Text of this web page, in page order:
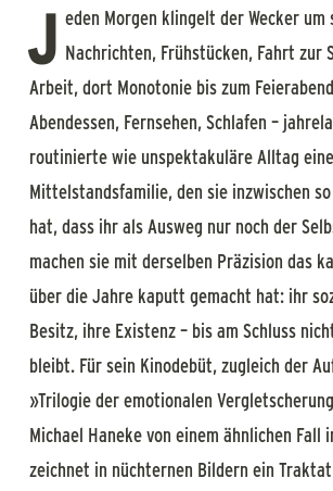
J eden Morgen klingelt der Wecker um
Nachrichten, Frühstücken, Fahrt zur
Arbeit, dort Monotonie bis zum
Abendessen, Fernsehen, Schlafen –
routinierte wie unspektakuläre Alltag
Mittelstandsfamilie, den sie inzwischen
hat, dass ihr als Ausweg nur noch der
machen sie mit derselben Präzision das
über die Jahre kaputt gemacht hat: ihr
Besitz, ihre Existenz – bis am Schluss
bleibt. Für sein Kinodebüt, zugleich der
»Trilogie der emotionalen
Michael Haneke von einem ähnlichen Fall
zeichnet in nüchternen Bildern ein